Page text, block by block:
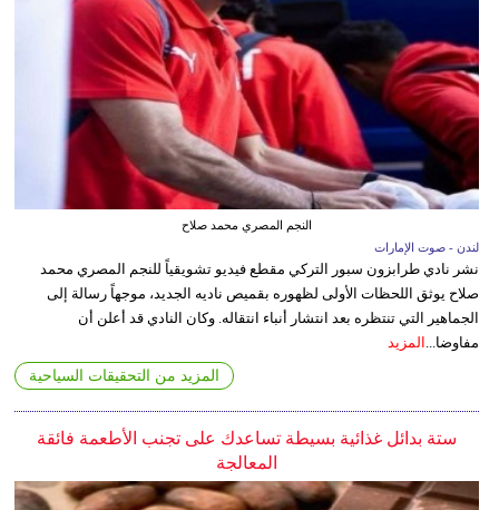
النجم المصري محمد صلاح
لندن - صوت الإمارات
نشر نادي طرابزون سبور التركي مقطع فيديو تشويقياً للنجم المصري محمد
صلاح يوثق اللحظات الأولى لظهوره بقميص ناديه الجديد، موجهاً رسالة إلى
الجماهير التي تنتظره بعد انتشار أنباء انتقاله. وكان النادي قد أعلن أن
مفاوضا... المزيد
المزيد من التحقيقات السياحية
ستة بدائل غذائية بسيطة تساعدك على تجنب الأطعمة فائقة
المعالجة